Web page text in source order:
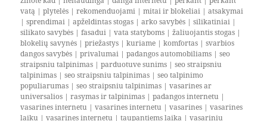
vatą |plytelės |rekomenduojami |mitai ir blokeliai |atsakymai
|sprendimai |apželdintas stogas |arko savybės |silikatiniai |
silikato savybės |fasadui |vata statyboms |žaliuojantis stogas |
blokelių savynės |priežastys |kuriame |komfortas |svarbios
dangos savybės |privalumai |padangos automobiliams |seo
straipsniu talpinimas |parduotuve sunims |seo straipsniu
talpinimas |seo straipsniu talpinimas |seo talpinimo
populiarumas |seo straipsniu talpinimas |vasarines ar
universalios |rasymas ir talpinimas |padangos internetu |
vasarines internetu |vasarines internetu |vasarines |vasarines
laiku |vasarines internetu |taupantiems laika |vasariniu